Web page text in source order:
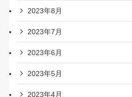
2023年8月
2023年7月
2023年6月
2023年5月
2023年4月